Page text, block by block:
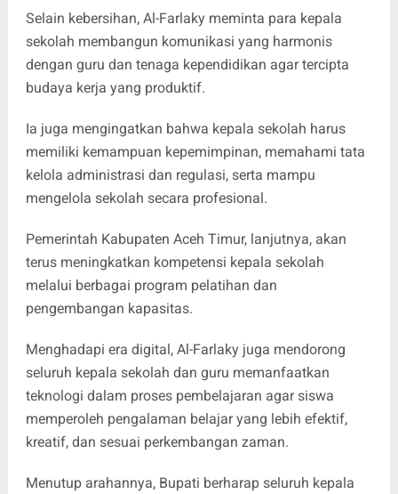
Selain kebersihan, Al-Farlaky meminta para kepala
sekolah membangun komunikasi yang harmonis
dengan guru dan tenaga kependidikan agar tercipta
budaya kerja yang produktif.
Ia juga mengingatkan bahwa kepala sekolah harus
memiliki kemampuan kepemimpinan, memahami tata
kelola administrasi dan regulasi, serta mampu
mengelola sekolah secara profesional.
Pemerintah Kabupaten Aceh Timur, lanjutnya, akan
terus meningkatkan kompetensi kepala sekolah
melalui berbagai program pelatihan dan
pengembangan kapasitas.
Menghadapi era digital, Al-Farlaky juga mendorong
seluruh kepala sekolah dan guru memanfaatkan
teknologi dalam proses pembelajaran agar siswa
memperoleh pengalaman belajar yang lebih efektif,
kreatif, dan sesuai perkembangan zaman.
Menutup arahannya, Bupati berharap seluruh kepala